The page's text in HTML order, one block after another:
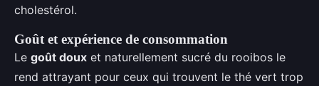
cholestérol.
Goût et expérience de consommation
Le goût doux et naturellement sucré du rooibos le
rend attrayant pour ceux qui trouvent le thé vert trop